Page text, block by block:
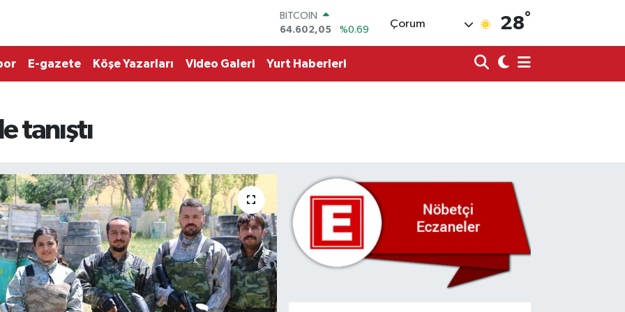
DOLAR
47,6006
%0.06
EURO
55,0250
%0.02
Çorum 28°
E-gazete Köşe Yazarları Video Galeri Yurt Haberleri
tanıştı